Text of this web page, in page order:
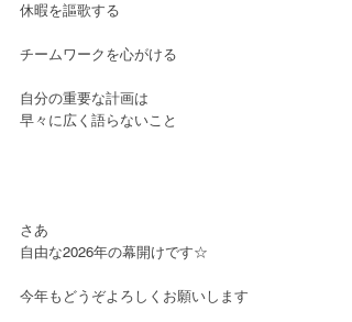
休暇を謳歌する
チームワークを心がける
自分の重要な計画は
早々に広く語らないこと
さあ
自由な2026年の幕開けです☆
今年もどうぞよろしくお願いします